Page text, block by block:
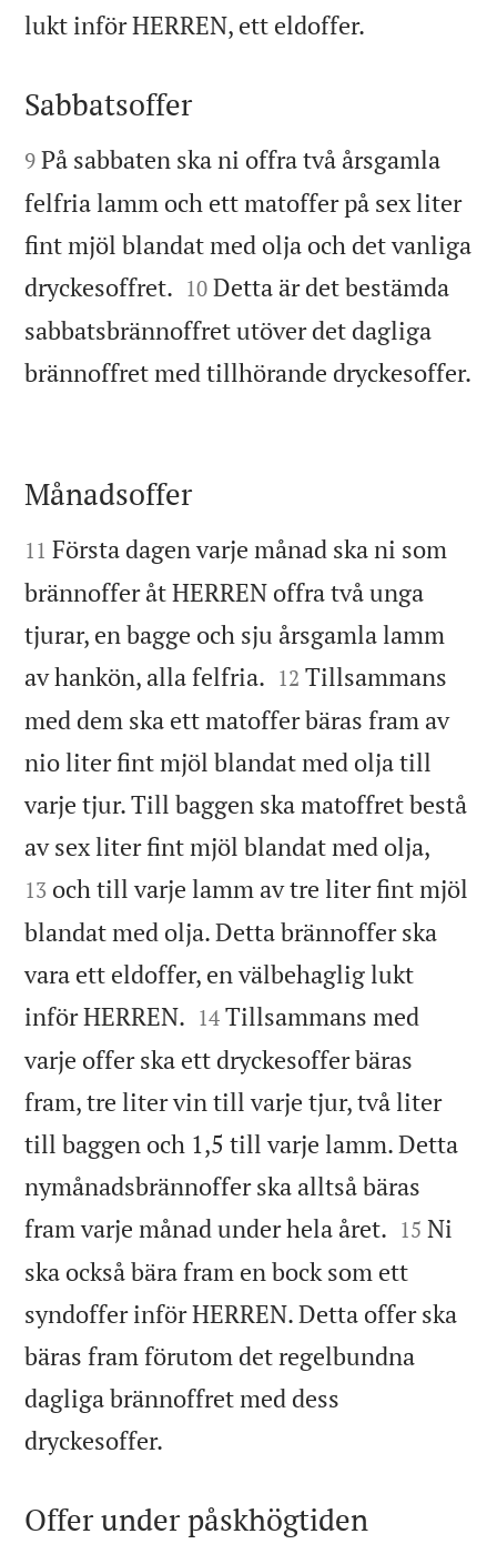
lukt inför HERREN, ett eldoffer.

Sabbatsoffer

9 På sabbaten ska ni offra två årsgamla
felfria lamm och ett matoffer på sex liter
fint mjöl blandat med olja och det vanliga
dryckesoffret. 

10 Detta är det bestämda
sabbatsbrännoffret utöver det dagliga
brännoffret med tillhörande dryckesoffer.

Månadsoffer

11 Första dagen varje månad ska ni som
brännoffer åt HERREN offra två unga
tjurar, en bagge och sju årsgamla lamm
av hankön, alla felfria. 

12 Tillsammans
med dem ska ett matoffer bäras fram av
nio liter fint mjöl blandat med olja till
varje tjur. Till baggen ska matoffret bestå
av sex liter fint mjöl blandat med olja,
13 och till varje lamm av tre liter fint mjöl
blandat med olja. Detta brännoffer ska
vara ett eldoffer, en välbehaglig lukt
inför HERREN. 

14 Tillsammans med
varje offer ska ett dryckesoffer bäras
fram, tre liter vin till varje tjur, två liter
till baggen och 1,5 till varje lamm. Detta
nymånadsbrännoffer ska alltså bäras
fram varje månad under hela året. 

15 Ni
ska också bära fram en bock som ett
syndoffer inför HERREN. Detta offer ska
bäras fram förutom det regelbundna
dagliga brännoffret med dess
dryckesoffer.
Offer under påskhögtiden